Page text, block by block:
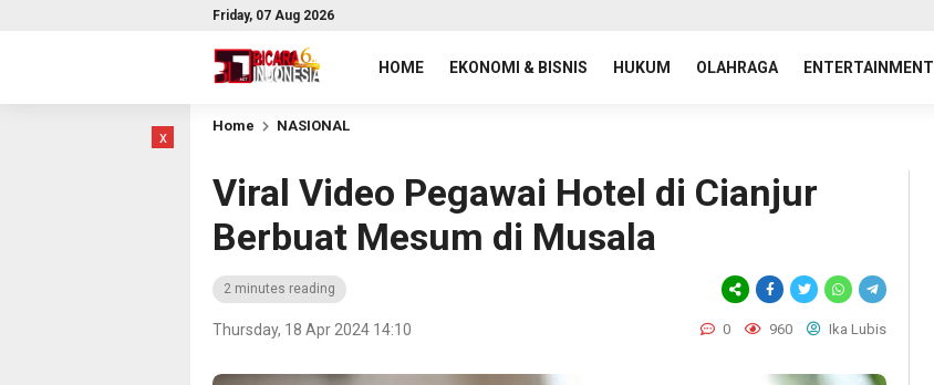
Friday, 07 Aug 2026
HOME EKONOMI & BISNIS HUKUM OLAHRAGA ENTERTAINMENT
x
Home NASIONAL
Viral Video Pegawai Hotel di Cianjur
Berbuat Mesum di Musala
2 minutes reading
Thursday, 18 Apr 2024 14:10 0 960 Ika Lubis